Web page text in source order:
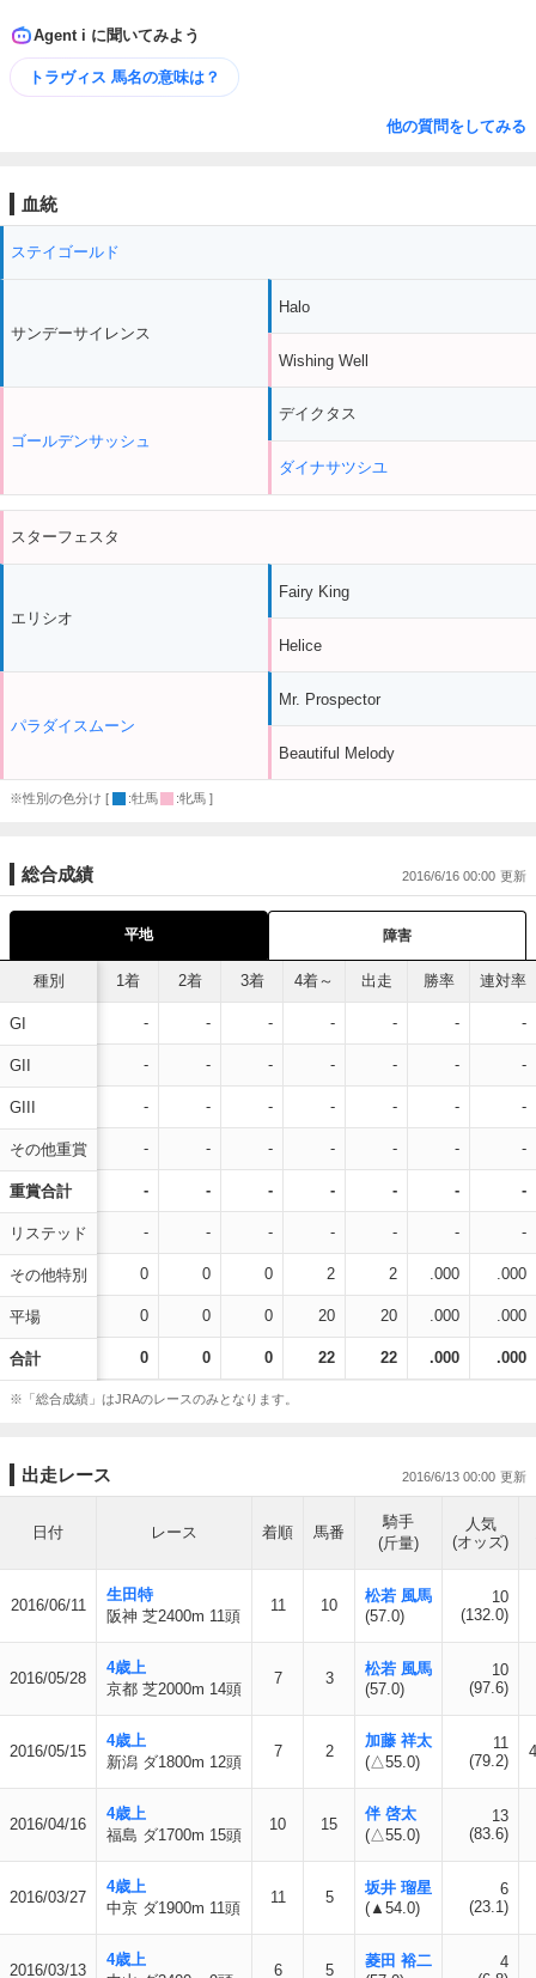
Agent i に聞いてみよう
トラヴィス 馬名の意味は？
他の質問をしてみる
血統
ステイゴールド
サンデーサイレンス
ゴールデンサッシュ
Halo
Wishing Well
デイクタス
ダイナサツシユ
スターフェスタ
エリシオ
パラダイスムーン
Fairy King
Helice
Mr. Prospector
Beautiful Melody
※性別の色分け [ :牡馬 :牝馬 ]
総合成績 2016/6/16 00:00
平地 障害
種別
GI
GII
GIII
その他重賞
重賞合計
リステッド
その他特別
平場
合計
1着 2着 3着 4着～ 出走 勝率 連対率
- - - - - - -
- - - - - - -
- - - - - - -
- - - - - - -
- - - - - - -
- - - - - - -
0 0 0 2 2 .000 .000
0 0 0 20 20 .000 .000
0 0 0 22 22 .000 .000
※「総合成績」はJRAのレースのみとなります。
出走レース 2016/6/13 00:00
日付 レース 着順 馬番
騎手
(斤量)
人気
(オッズ)
2016/06/11
生田特
阪神 芝2400m 11頭
11 10
松若 風馬
(57.0)
10
(132.0)
2016/05/28
4歳上
京都 芝2000m 14頭
7 3
松若 風馬
(57.0)
10
(97.6)
2016/05/15
4歳上
新潟 ダ1800m 12頭
7 2
加藤 祥太
(△55.0)
11
(79.2)
2016/04/16
4歳上
福島 ダ1700m 15頭
10 15
伴 啓太
(△55.0)
13
(83.6)
2016/03/27
4歳上
中京 ダ1900m 11頭
11 5
坂井 瑠星
(▲54.0)
6
(23.1)
2016/03/13
4歳上
6 5
菱田 裕二
4